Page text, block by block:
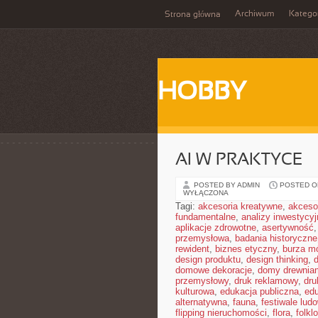
Strona główna Archiwum
HOBBY
AI W PRAKTYCE
POSTED BY ADMIN POSTED
WYŁĄCZONA
Tagi: akcesoria kreatywne,
fundamentalne, analizy
aplikacje zdrowotne, asertywność,
przemysłowa, badania historyczne
rewident, biznes etyczny, burza
design produktu, design thinking,
domowe dekoracje, domy
przemysłowy, druk reklamowy,
kulturowa, edukacja publiczna,
alternatywna, fauna, festiwale
flipping nieruchomości, flora,